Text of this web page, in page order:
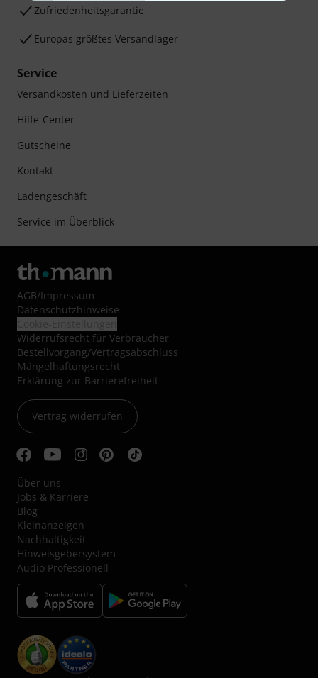
Zufriedenheitsgarantie
Europas größtes Versandlager
Service
Versandkosten und Lieferzeiten
Hilfe-Center
Gutscheine
Kontakt
Ladengeschäft
Service im Überblick
AGB/Impressum
Datenschutzhinweise
Widerrufsrecht für Verbraucher
Bestellvorgang/Vertragsabschluss
Mängelhaftungsrecht
Erklärung zur Barrierefreiheit
Vertrag widerrufen
Über uns
Jobs & Karriere
Blog
Kleinanzeigen
Nachhaltigkeit
Hinweisgebersystem
Audio Professionell